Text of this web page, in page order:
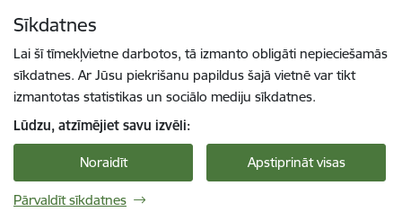
Sīkdatnes
Lai šī tīmekļvietne darbotos, tā izmanto obligāti nepieciešamās
sīkdatnes. Ar Jūsu piekrišanu papildus šajā vietnē var tikt
izmantotas statistikas un sociālo mediju sīkdatnes.
Lūdzu, atzīmējiet savu izvēli:
Noraidīt Apstiprināt visas
Pārvaldīt sīkdatnes